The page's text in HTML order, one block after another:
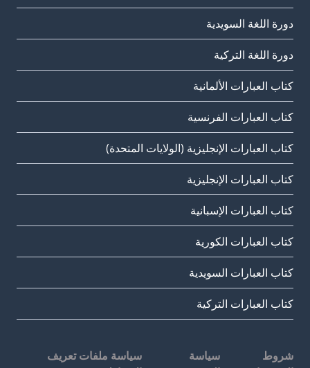
دورة اللغة السويدية
دورة اللغة التركية
كتاب العبارات الألمانية
كتاب العبارات الفرنسية
كتاب العبارات الإنجليزية (الولايات المتحدة)
كتاب العبارات الإنجليزية
كتاب العبارات الإسبانية
كتاب العبارات الكورية
كتاب العبارات السويدية
كتاب العبارات التركية
شروط
سياسة
سياسة ملفات تعريف